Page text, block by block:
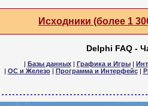
Исходники (более 1
Delphi FAQ -
| Базы данных| Графика и Игры|
| ОС и Железо| Программа и Интерфейс|